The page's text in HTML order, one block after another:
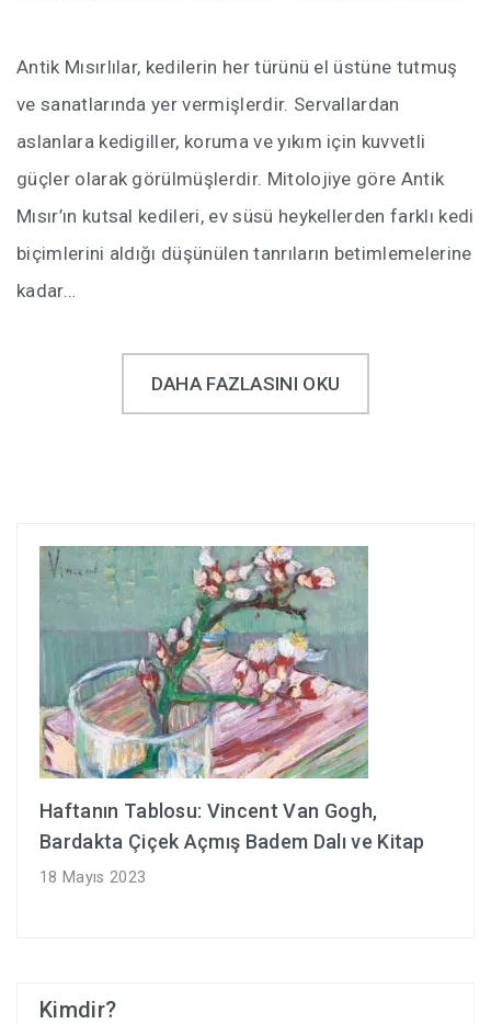
Antik Mısırlılar, kedilerin her türünü el üstüne tutmuş
ve sanatlarında yer vermişlerdir. Servallardan
aslanlara kedigiller, koruma ve yıkım için kuvvetli
güçler olarak görülmüşlerdir. Mitolojiye göre Antik
Mısır’ın kutsal kedileri, ev süsü heykellerden farklı kedi
biçimlerini aldığı düşünülen tanrıların betimlemelerine
kadar…
DAHA FAZLASINI OKU
Haftanın Tablosu: Vincent Van Gogh,
Bardakta Çiçek Açmış Badem Dalı ve Kitap
18 Mayıs 2023
Kimdir?